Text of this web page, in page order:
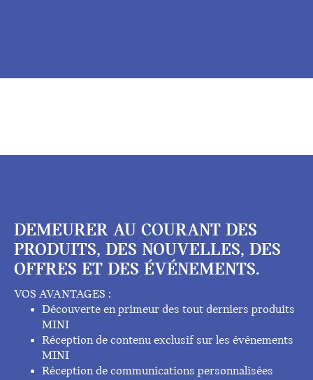
DEMEURER AU COURANT DES
PRODUITS, DES NOUVELLES, DES
OFFRES ET DES ÉVÉNEMENTS.
VOS AVANTAGES :
Découverte en primeur des tout derniers produits
MINI
Réception de contenu exclusif sur les événements
MINI
Réception de communications personnalisées